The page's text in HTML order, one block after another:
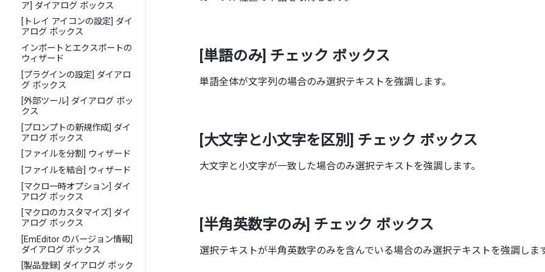
ア] ダイアログ ボックス
[トレイ アイコンの設定] ダイ
アログ ボックス
インポートとエクスポートの
ウィザード
[プラグインの設定] ダイアロ
グ ボックス
[外部ツール] ダイアログ ボッ
クス
[プロンプトの新規作成] ダイ
アログ ボックス
[ファイルを分割] ウィザード
[ファイルを結合] ウィザード
[マクロ一時オプション] ダイ
アログ ボックス
[マクロのカスタマイズ] ダイ
アログ ボックス
[EmEditor のバージョン情報]
ダイアログ ボックス
[製品登録] ダイアログ ボック
[単語のみ] チェック ボックス
単語全体が文字列の場合のみ選択テキストを強調します。
[大文字と小文字を区別] チェック ボックス
大文字と小文字が一致した場合のみ選択テキストを強調します。
[半角英数字のみ] チェック ボックス
選択テキストが半角英数字のみを含んでいる場合のみ選択テキストを強調しま